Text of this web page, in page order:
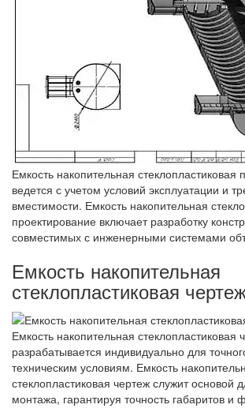
Емкость накопительная стеклопластиковая
ведется с учетом условий эксплуатации и
вместимости. Емкость накопительная
проектирование включает разработку
совместимых с инженерными системами
Емкость накопительная
стеклопластиковая
Емкость накопительная стеклопластиковая
разрабатывается индивидуально для
техническим условиям. Емкость
стеклопластиковая чертеж служит основой
монтажа, гарантируя точность габаритов и